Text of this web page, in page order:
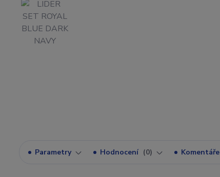
Parametry Hodnocení 0 Komentáře